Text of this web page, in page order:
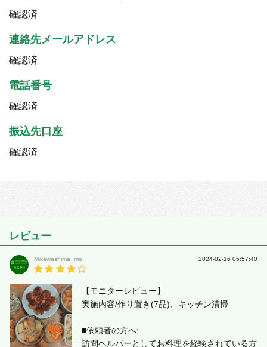
確認済
連絡先メールアドレス
確認済
電話番号
確認済
振込先口座
確認済
レビュー
Mikawashima_mo 2024-02-16 05:57:40
【モニターレビュー】
実施内容/作り置き(7品)、キッチン清掃
■依頼者の方へ:
訪問ヘルパーとしてお料理を経験されている方